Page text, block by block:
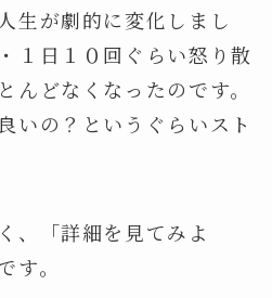
生が劇的に変化しまし
１日１０回ぐらい怒り散
んどなくなったのです。
いの？というぐらいスト
、「詳細を見てみよ
す。